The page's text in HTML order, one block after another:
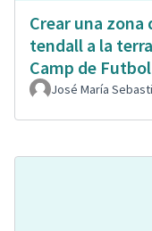
Crear una
tendall a la
Camp de
José María